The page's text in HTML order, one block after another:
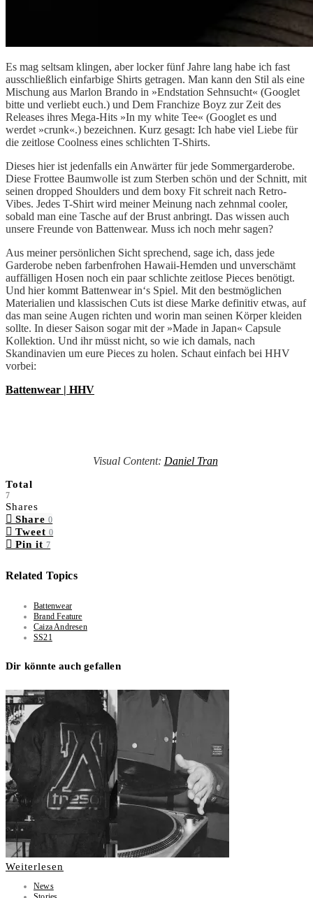
Es mag seltsam klingen, aber locker fünf Jahre lang habe ich fast
ausschließlich einfarbige Shirts getragen. Man kann den Stil als eine
Mischung aus Marlon Brando in »Endstation Sehnsucht« (Googlet
bitte und verliebt euch.) und Dem Franchize Boyz zur Zeit des
Releases ihres Mega-Hits »In my white Tee« (Googlet es und
werdet »crunk«.) bezeichnen. Kurz gesagt: Ich habe viel Liebe für
die zeitlose Coolness eines schlichten T-Shirts.
Dieses hier ist jedenfalls ein Anwärter für jede Sommergarderobe.
Diese Frottee Baumwolle ist zum Sterben schön und der Schnitt, mit
seinen dropped Shoulders und dem boxy Fit schreit nach Retro-
Vibes. Jedes T-Shirt wird meiner Meinung nach zehnmal cooler,
sobald man eine Tasche auf der Brust anbringt. Das wissen auch
unsere Freunde von Battenwear. Muss ich noch mehr sagen?
Aus meiner persönlichen Sicht sprechend, sage ich, dass jede
Garderobe neben farbenfrohen Hawaii-Hemden und unverschämt
auffälligen Hosen noch ein paar schlichte zeitlose Pieces benötigt.
Und hier kommt Battenwear in‘s Spiel. Mit den bestmöglichen
Materialien und klassischen Cuts ist diese Marke definitiv etwas, auf
das man seine Augen richten und worin man seinen Körper kleiden
sollte. In dieser Saison sogar mit der »Made in Japan« Capsule
Kollektion. Und ihr müsst nicht, so wie ich damals, nach
Skandinavien um eure Pieces zu holen. Schaut einfach bei HHV
vorbei:
Battenwear | HHV
Visual Content: Daniel Tran
Total
7
Shares
Share 0
Tweet 0
Pin it 7
Related Topics
Battenwear
Brand Feature
Caiza Andresen
SS21
Dir könnte auch gefallen
Weiterlesen
News